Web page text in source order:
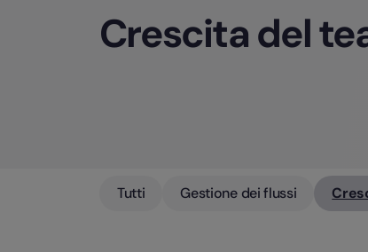
Crescita del
Tutti Gestione dei flussi